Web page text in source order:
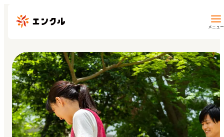
メニュー
保育園・幼稚園を探す
地図から探す
地域から探す